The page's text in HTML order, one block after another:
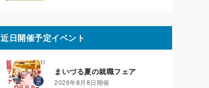
近日開催予定イベント
まいづる夏の就職フェア
2026年8月8日開催